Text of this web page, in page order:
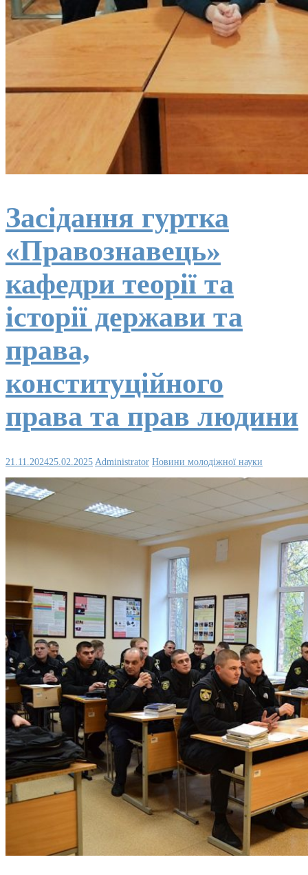
Засідання гуртка
«Правознавець»
кафедри теорії та
історії держави та
права,
конституційного
права та прав людини
21.11.202425.02.2025 Administrator Новини молодіжної науки